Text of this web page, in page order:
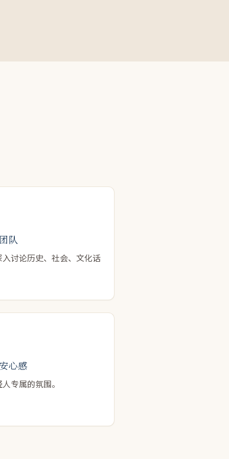
队
讨论历史、社会、文化话
心感
专属的氛围。